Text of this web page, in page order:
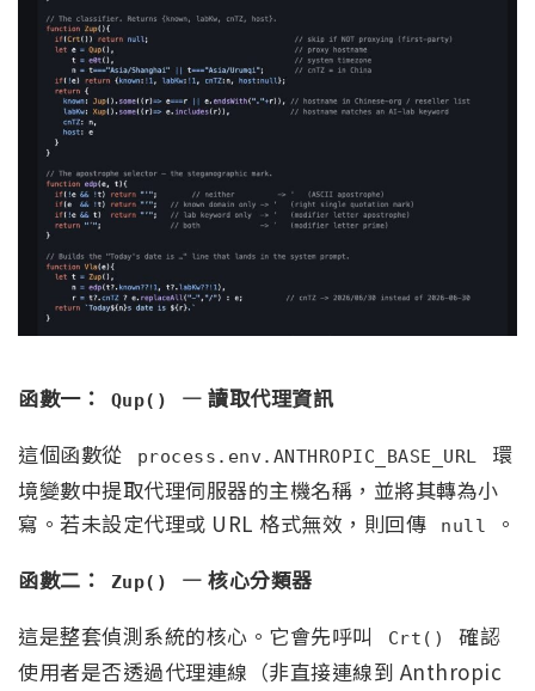
函數一： Qup()
— 讀取代理資訊
這個函數從
process.env.ANTHROPIC_BASE_URL
環
境變數中提取代理伺服器的主機名稱，並將其轉為小
寫。若未設定代理或 URL 格式無效，則回傳
null
。
函數二：
Zup()
— 核心分類器
這是整套偵測系統的核心。它會先呼叫
Crt()
確認
使用者是否透過代理連線（非直接連線到 Anthropic